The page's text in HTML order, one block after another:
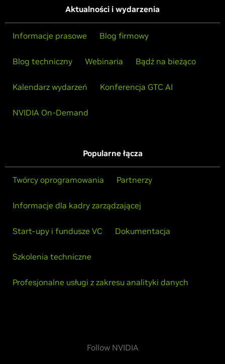
Aktualności i wydarzenia
Informacje prasowe Blog firmowy
Blog techniczny Webinaria Bądź na bieżąco
Kalendarz wydarzeń Konferencja GTC AI
NVIDIA On-Demand
Popularne łącza
Twórcy oprogramowania Partnerzy
Informacje dla kadry zarządzającej
Start-upy i fundusze VC Dokumentacja
Szkolenia techniczne
Profesjonalne usługi z zakresu analityki danych
Follow NVIDIA